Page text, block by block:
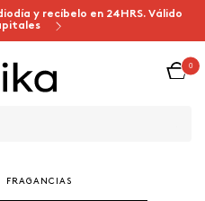
y recíbelo en 24HRS. Válido
0
FRAGANCIAS